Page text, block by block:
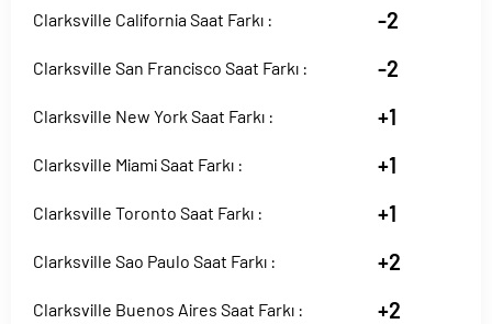
Clarksville California Saat Farkı : -2
Clarksville San Francisco Saat Farkı : -2
Clarksville New York Saat Farkı : +1
Clarksville Miami Saat Farkı : +1
Clarksville Toronto Saat Farkı : +1
Clarksville Sao Paulo Saat Farkı : +2
Clarksville Buenos Aires Saat Farkı : +2